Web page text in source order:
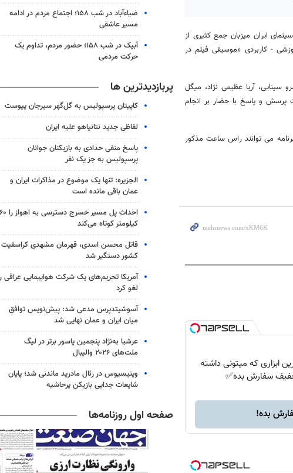
آهنگسازان سینمای ایران میزبان جمع کثیری از
- کاربردی «موسیقی فیلم در
سینایی، آریا عظیمی نژاد، میگل
پرسش و پاسخ با حضار بر انجام
می توانند راس ساعت مذکور
ابزاری که میتونی داشته
سفارش بده✅
بده!
ضیاء‌آباد در شب ۱۵۸؛ اجتماع مردم در ادامه
مسیر عاشقی
آبیک در شب ۱۵۸؛ حضور مردم، تداوم یک
حرکت مردمی
پربازدیدترین ها
کاپیتان پرسپولیس به گل‌گهر سیرجان پیوست
لفاظی جدید نتانیاهو علیه ایران
پاسخ منفی حدادی به بازیکنان جوانان
پرسپولیس به جز یک نفر
الجزیره: تنها یک موضوع در مذاکرات ایران و
عمان باقی مانده است
احداث پل مسیر خسرج دسترسی به اهواز را ۶۰
کیلومتر کوتاه می‌کند
قاتل محسن اسدی، قهرمان مشهدی کراسفیت
کشور دستگیر شد
آمریکا تحریم‌های یک شرکت هواپیمایی عراقی
لغو کرد
آسوشیتدپرس مدعی شد: پیش‌نویس توافق
میان ایران و عمان نهایی شد
عرشیا به‌نژاد پنجمین پاسور برتر در لیگ
ملت‌های ۲۰۲۶ والیبال
وینیسیوس در رئال مادرید ماندنی شد؛ پایان
شایعات جدایی بازیکن پرحاشیه
صفحه اول روزنامه‌ها